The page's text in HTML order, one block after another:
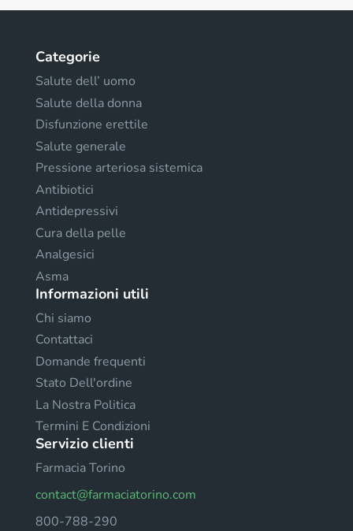
Categorie
Salute dell’ uomo
Salute della donna
Disfunzione erettile
Salute generale
Pressione arteriosa sistemica
Antibiotici
Antidepressivi
Cura della pelle
Analgesici
Asma
Informazioni utili
Chi siamo
Contattaci
Domande frequenti
Stato Dell'ordine
La Nostra Politica
Termini E Condizioni
Servizio clienti
Farmacia Torino
contact@farmaciatorino.com
800-788-290